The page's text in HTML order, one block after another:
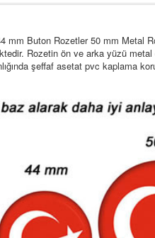
mm Buton Rozetler 50 mm Metal
Rozetin ön ve arka yüzü metal
şeffaf asetat pvc kaplama